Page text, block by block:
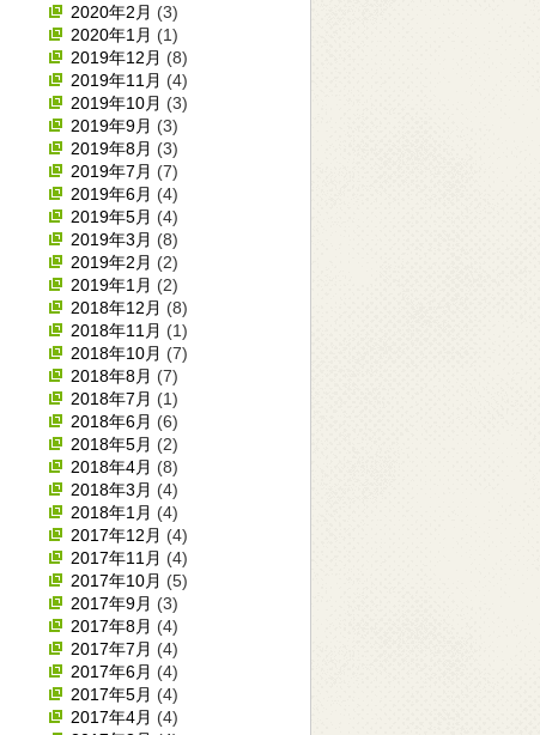
2020年2月 (3)
2020年1月 (1)
2019年12月 (8)
2019年11月 (4)
2019年10月 (3)
2019年9月 (3)
2019年8月 (3)
2019年7月 (7)
2019年6月 (4)
2019年5月 (4)
2019年3月 (8)
2019年2月 (2)
2019年1月 (2)
2018年12月 (8)
2018年11月 (1)
2018年10月 (7)
2018年8月 (7)
2018年7月 (1)
2018年6月 (6)
2018年5月 (2)
2018年4月 (8)
2018年3月 (4)
2018年1月 (4)
2017年12月 (4)
2017年11月 (4)
2017年10月 (5)
2017年9月 (3)
2017年8月 (4)
2017年7月 (4)
2017年6月 (4)
2017年5月 (4)
2017年4月 (4)